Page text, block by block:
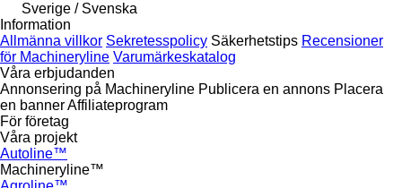
Sverige / Svenska
Information
Allmänna villkor Sekretesspolicy Säkerhetstips Recensioner
för Machineryline Varumärkeskatalog
Våra erbjudanden
Annonsering på Machineryline Publicera en annons Placera
en bannerAffiliateprogram
För företag
Våra projekt
Autoline™
Machineryline™